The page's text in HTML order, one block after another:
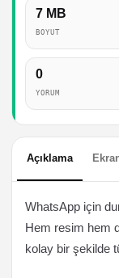
7 MB
BOYUT
0
YORUM
Açıklama
WhatsApp için
Hem resim hem
kolay bir şekilde